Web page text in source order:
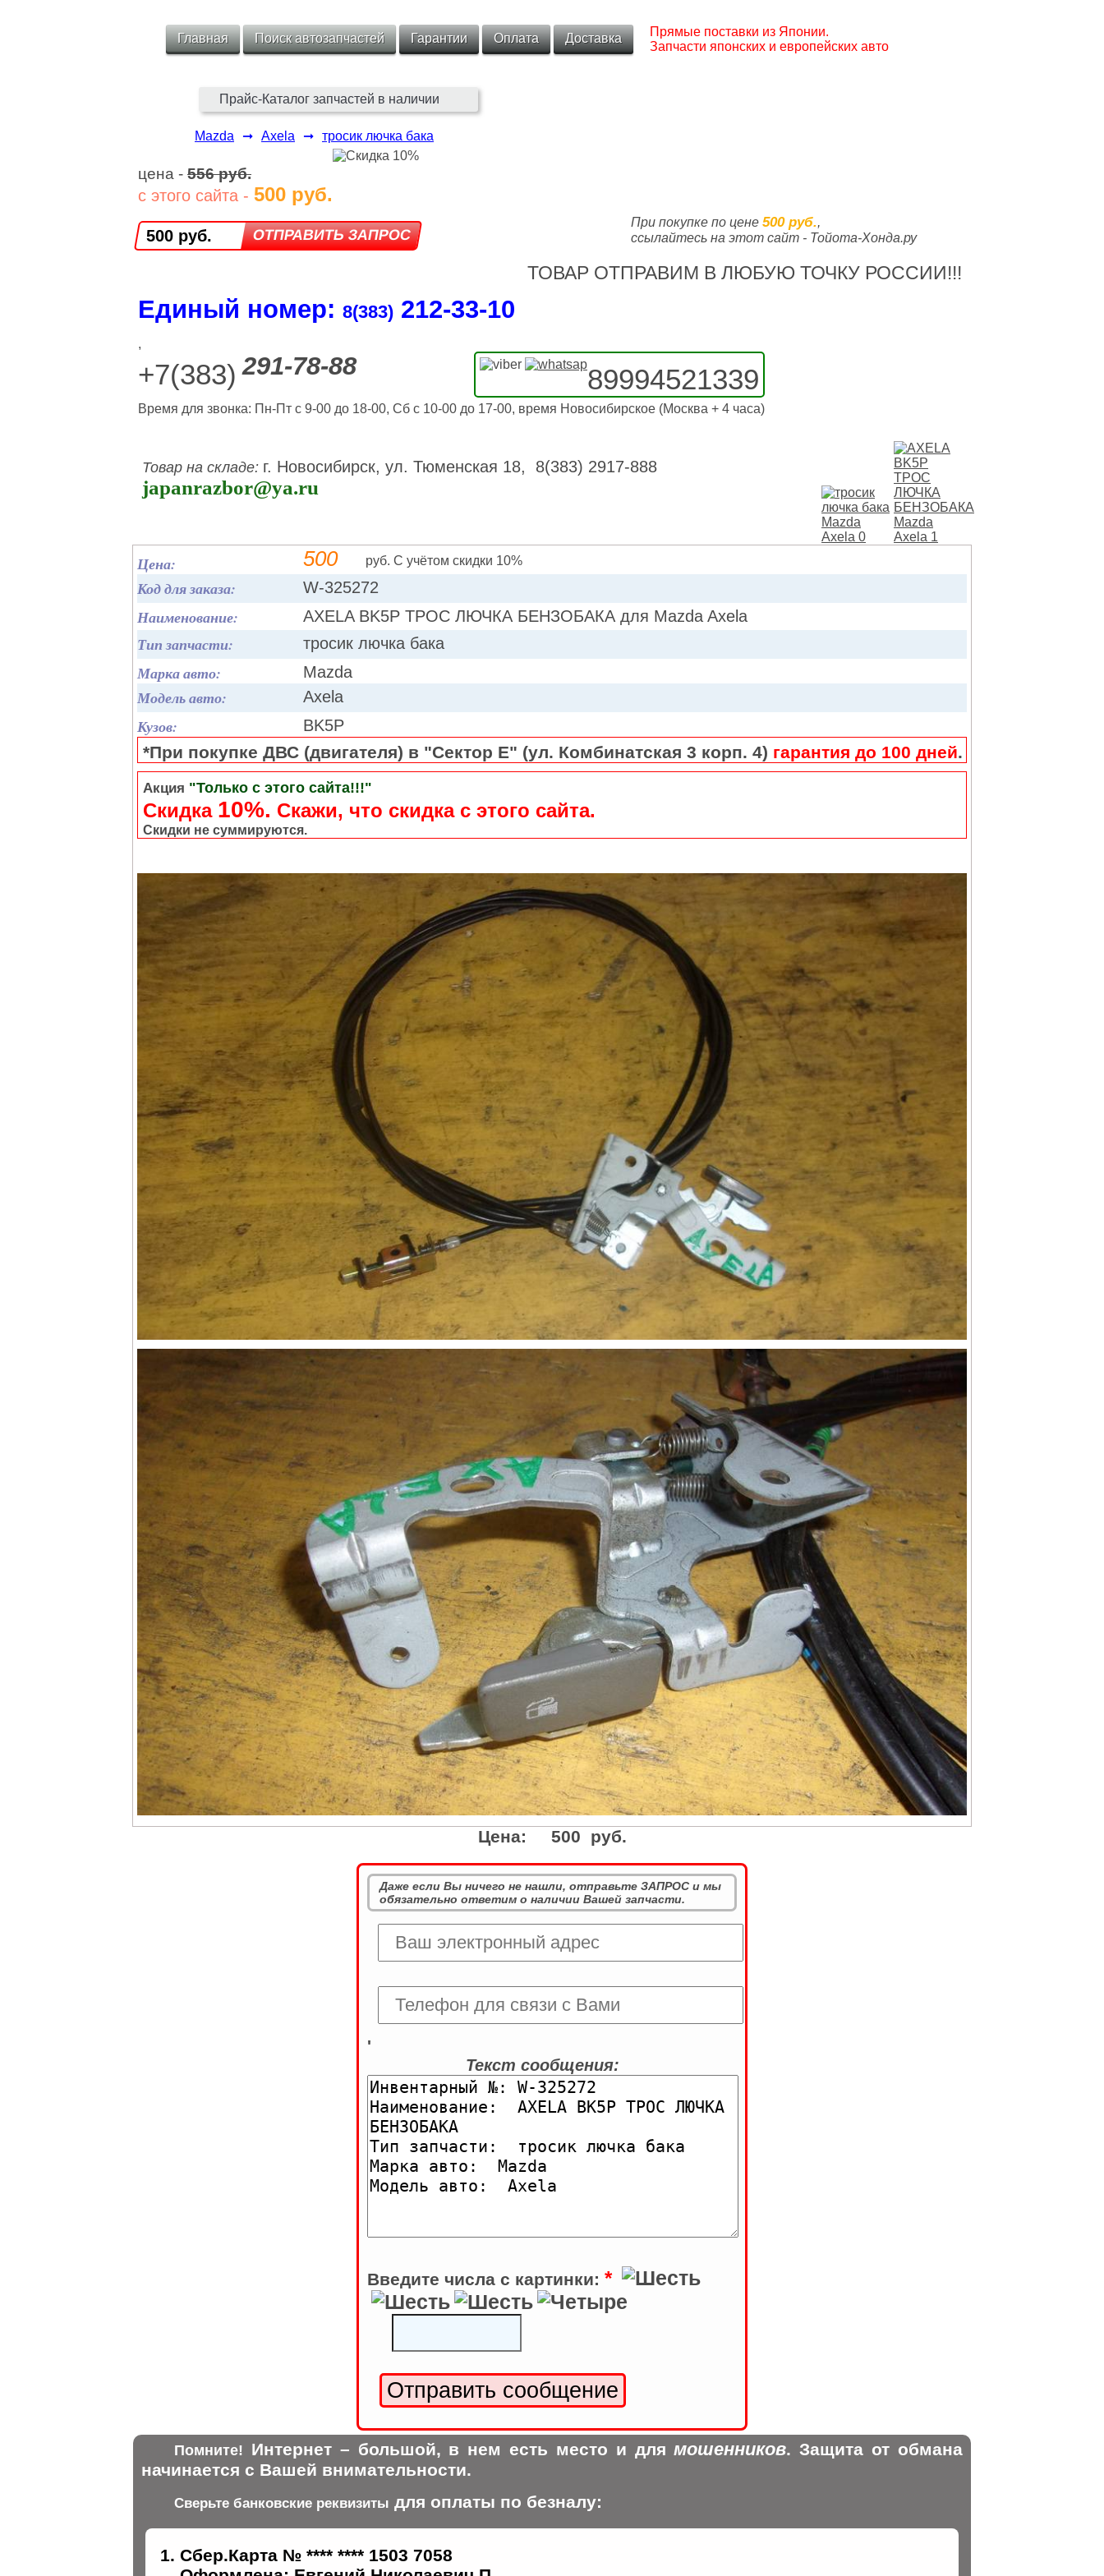
Главная Поиск автозапчастей Гарантии Оплата Доставка
Прямые поставки из Японии.
Запчасти японских и европейских авто
Прайс-Каталог запчастей в наличии
Mazda ➞ Axela ➞ тросик лючка бака
цена - 556 руб.
с этого сайта - 500 руб.
500 руб.
При покупке по цене 500 руб.,
ссылайтесь на этот сайт - Тойота-Хонда.ру
ТОВАР ОТПРАВИМ В ЛЮБУЮ ТОЧКУ РОССИИ!!!
Единый номер: 8(383) 212‑33‑10
,
+7(383) 291-78-88 89994521339
Время для звонка: Пн-Пт с 9-00 до 18-00, Сб с 10-00 до 17-00, время Новосибирское (Москва + 4 часа)
Товар на складе: г. Новосибирск, ул. Тюменская 18, 8(383) 2917-888
japanrazbor@ya.ru
Цена: 500 руб. С учётом скидки 10%
Код для заказа: W-325272
Наименование: AXELA BK5P ТРОС ЛЮЧКА БЕНЗОБАКА для Mazda Axela
Тип запчасти: тросик лючка бака
Марка авто: Mazda
Модель авто: Axela
Кузов: BK5P
*При покупке ДВС (двигателя) в "Сектор Е" (ул. Комбинатская 3 корп. 4) гарантия до 100 дней.
Акция "Только с этого сайта!!!"
Скидка 10%. Cкажи, что скидка с этого сайта.
Скидки не суммируются.
Цена: 500 руб.
Даже если Вы ничего не нашли, отправьте ЗАПРОС и мы
обязательно ответим о наличии Вашей запчасти.
'
Текст сообщения:
Введите числа с картинки: *
Помните! Интернет – большой, в нем есть место и длямошенников. Защита от обмана
начинается с Вашей внимательности.
Сверьте банковские реквизиты для оплаты по безналу:
Сбер.Карта № **** **** 1503 7058